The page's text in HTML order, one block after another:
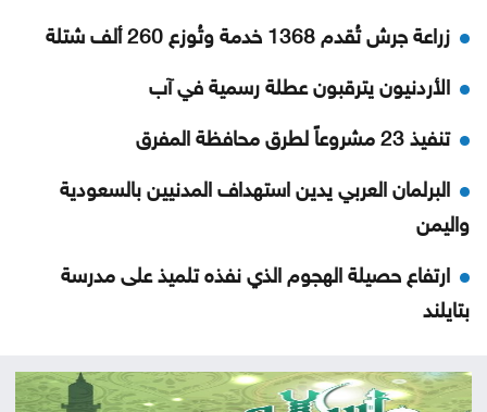
زراعة جرش تُقدم 1368 خدمة وتُوزع 260 ألف شتلة
الأردنيون يترقبون عطلة رسمية في آب
تنفيذ 23 مشروعاً لطرق محافظة المفرق
البرلمان العربي يدين استهداف المدنيين بالسعودية
واليمن
ارتفاع حصيلة الهجوم الذي نفذه تلميذ على مدرسة
بتايلند